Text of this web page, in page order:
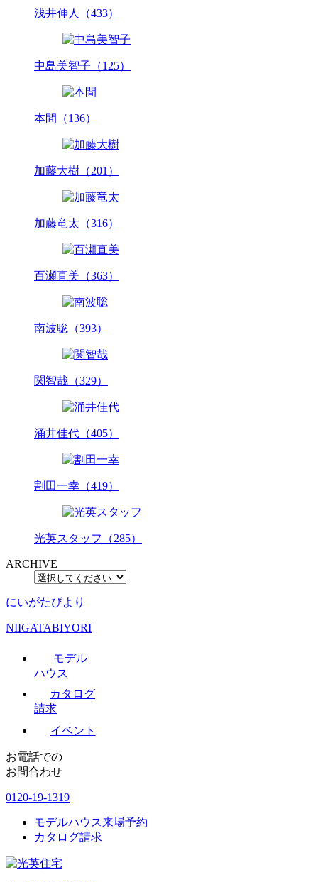
浅井伸人（433）
中島美智子（125）
本間（136）
加藤大樹（201）
加藤竜太（316）
百瀬直美（363）
南波聡（393）
関智哉（329）
涌井佳代（405）
割田一幸（419）
光英スタッフ（285）
ARCHIVE
にいがたびより
NIIGATABIYORI
モデル
ハウス
カタログ
請求
イベント
お電話での
お問合わせ
0120-19-1319
モデルハウス来場予約
カタログ請求